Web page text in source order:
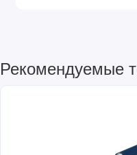
Рекомендуемые